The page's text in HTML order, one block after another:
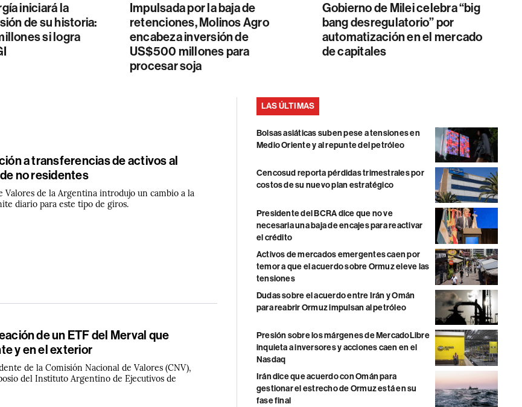
iniciará la
de su historia:
si logra
Impulsada por la baja de
retenciones, Molinos Agro
encabeza inversión de
US$500 millones para
procesar soja
Gobierno de Milei celebra “big
bang desregulatorio” por
automatización en el mercado
de capitales
a transferencias de activos al
no residentes
Valores de la Argentina introdujo un cambio a la
diario para este tipo de giros.
de un ETF del Merval que
y en el exterior
de la Comisión Nacional de Valores (CNV),
del Instituto Argentino de Ejecutivos de
LAS ÚLTIMAS
Bolsas asiáticas suben pese a tensiones en
Medio Oriente y al repunte del petróleo
Cencosud reporta pérdidas trimestrales por
costos de su nuevo plan estratégico
Presidente del BCRA dice que no ve
necesaria una baja de encajes para reactivar
el crédito
Activos de mercados emergentes caen por
temor a que el acuerdo sobre Ormuz eleve las
tensiones
Dudas sobre el acuerdo entre Irán y Omán
para reabrir Ormuz impulsan al petróleo
Presión sobre los márgenes de MercadoLibre
inquieta a inversores y acciones caen en el
Nasdaq
Irán dice que acuerdo con Omán para
gestionar el estrecho de Ormuz está en su
fase final